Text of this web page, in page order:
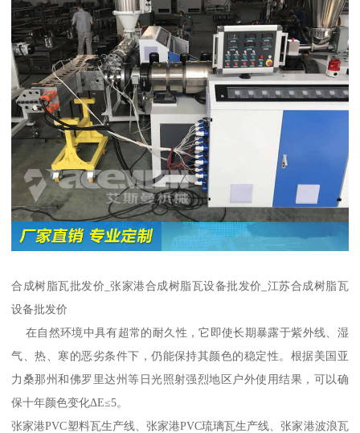
合成树脂瓦批发价_张家港合成树脂瓦设备批发价_江苏合成树脂瓦
设备批发价
在自然环境中具有超常的耐久性，它即使长期暴露于紫外线、湿
气、热、寒的恶劣条件下，仍能保持其颜色的稳定性。根据美国亚
力桑那州和佛罗里达州等日光照射强烈地区户外使用结果，可以确
保十年颜色变化ΔE≤5。
张家港PVC塑料瓦生产线、张家港PVC琉璃瓦生产线、张家港波浪瓦